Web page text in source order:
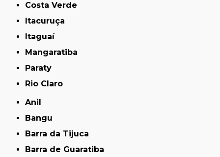
Costa Verde
Itacuruça
Itaguaí
Mangaratiba
Paraty
Rio Claro
Anil
Bangu
Barra da Tijuca
Barra de Guaratiba